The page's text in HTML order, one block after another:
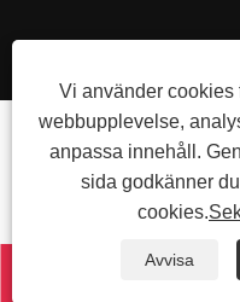
Vi använder cookies
webbupplevelse,
anpassa innehåll.
sida godkänner
cookies.
Avvisa